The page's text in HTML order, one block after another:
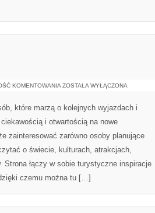
KOMENTOWANIA INDIE
ZOSTAŁA WYŁĄCZONA
które marzą o kolejnych wyjazdach i
i otwartością na nowe
zainteresować zarówno osoby planujące
o świecie, kulturach, atrakcjach,
łączy w sobie turystyczne inspiracje
czemu można tu […]